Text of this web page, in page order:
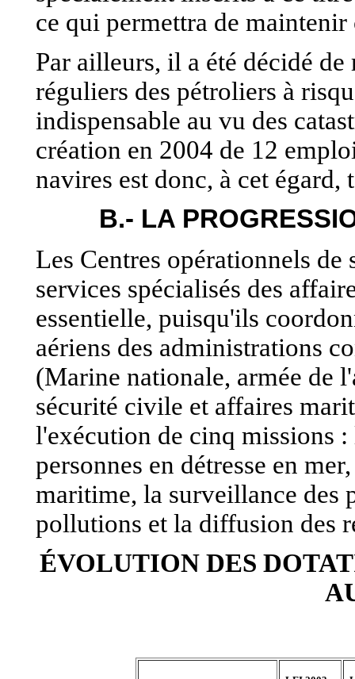
ce qui permettra de
Par ailleurs, il a été décidé
réguliers des pétroliers à
indispensable au vu des
création en 2004 de 12
navires est donc, à cet
B.- LA
Les Centres opérationnels
services spécialisés des
essentielle, puisqu'ils
aériens des administrations
(Marine nationale, armée de
sécurité civile et affaires
l'exécution de cinq missions :
personnes en détresse en
maritime, la surveillance des
pollutions et la diffusion des
ÉVOLUTION DES